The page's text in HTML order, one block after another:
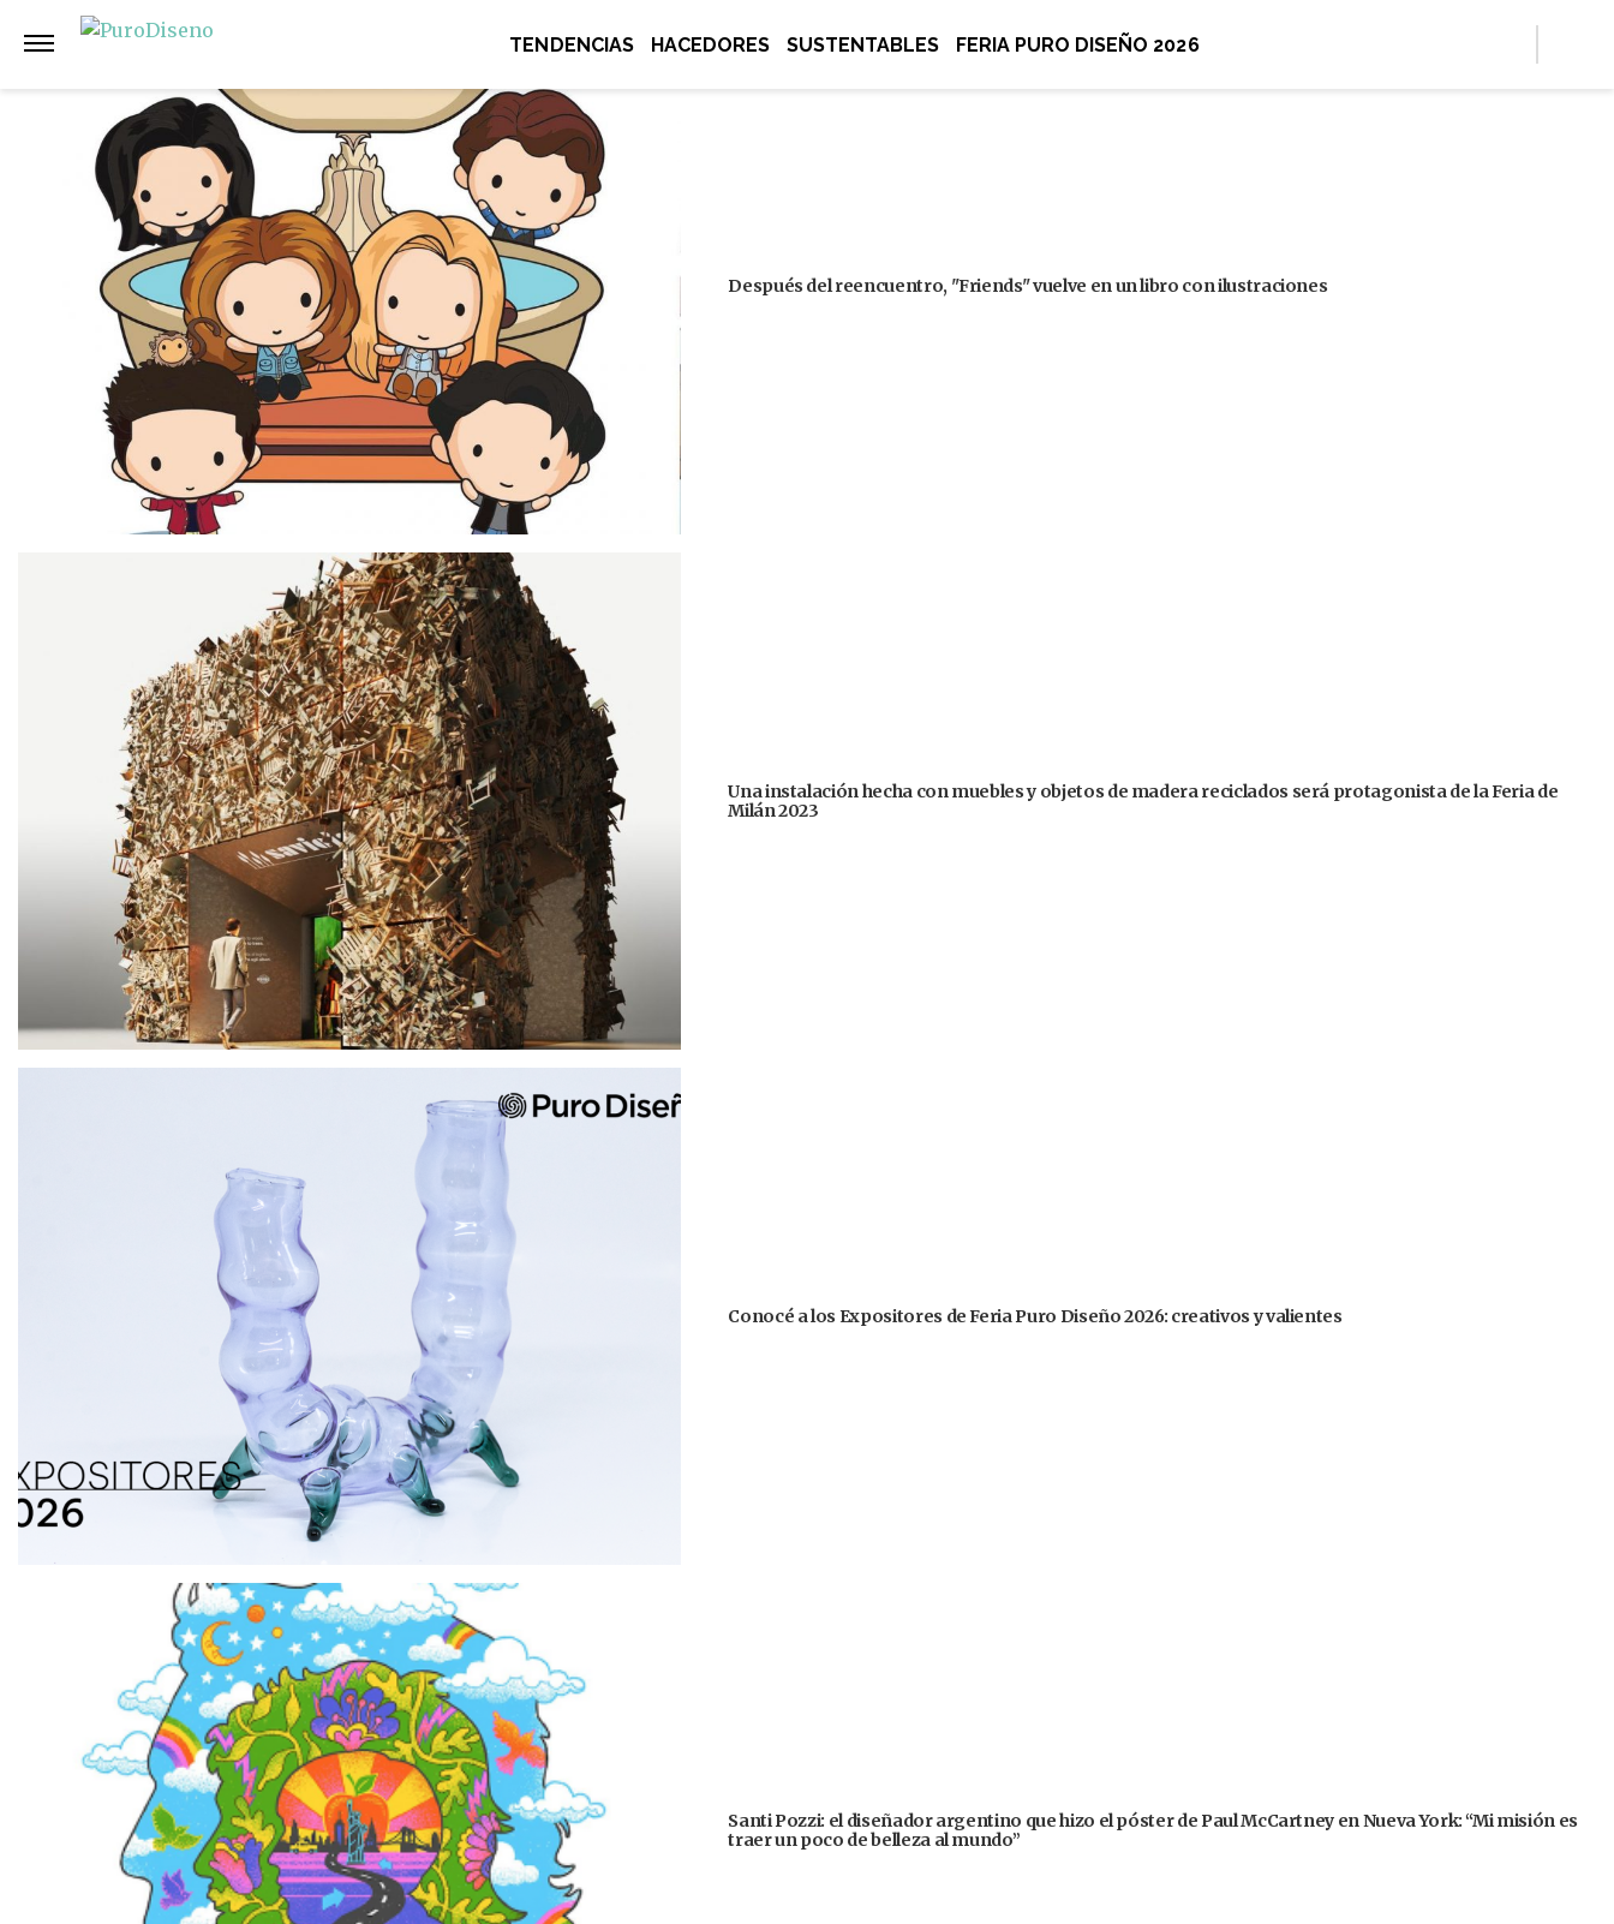
TENDENCIAS HACEDORES SUSTENTABLES FERIA PURO DISEÑO 2026
Anterior
Después del reencuentro, "Friends" vuelve en un libro con ilustraciones
Una instalación hecha con muebles y objetos de madera reciclados será protagonista de la Feria de
Milán 2023
Conocé a los Expositores de Feria Puro Diseño 2026: creativos y valientes
Santi Pozzi: el diseñador argentino que hizo el póster de Paul McCartney en Nueva York: “Mi misión es
traer un poco de belleza al mundo”
Siguiente